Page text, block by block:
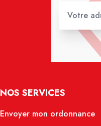
NOS SERVICES
Envoyer mon ordonnance